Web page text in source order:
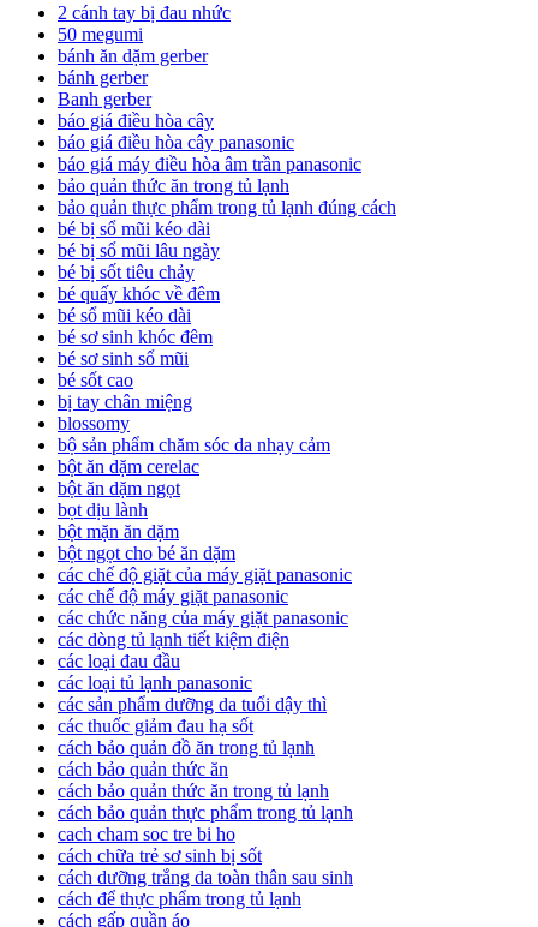
2 cánh tay bị đau nhức
50 megumi
bánh ăn dặm gerber
bánh gerber
Banh gerber
báo giá điều hòa cây
báo giá điều hòa cây panasonic
báo giá máy điều hòa âm trần panasonic
bảo quản thức ăn trong tủ lạnh
bảo quản thực phẩm trong tủ lạnh đúng cách
bé bị sổ mũi kéo dài
bé bị sổ mũi lâu ngày
bé bị sốt tiêu chảy
bé quấy khóc về đêm
bé sổ mũi kéo dài
bé sơ sinh khóc đêm
bé sơ sinh sổ mũi
bé sốt cao
bị tay chân miệng
blossomy
bộ sản phẩm chăm sóc da nhạy cảm
bột ăn dặm cerelac
bột ăn dặm ngọt
bọt dịu lành
bột mặn ăn dặm
bột ngọt cho bé ăn dặm
các chế độ giặt của máy giặt panasonic
các chế độ máy giặt panasonic
các chức năng của máy giặt panasonic
các dòng tủ lạnh tiết kiệm điện
các loại đau đầu
các loại tủ lạnh panasonic
các sản phẩm dưỡng da tuổi dậy thì
các thuốc giảm đau hạ sốt
cách bảo quản đồ ăn trong tủ lạnh
cách bảo quản thức ăn
cách bảo quản thức ăn trong tủ lạnh
cách bảo quản thực phẩm trong tủ lạnh
cach cham soc tre bi ho
cách chữa trẻ sơ sinh bị sốt
cách dưỡng trắng da toàn thân sau sinh
cách để thực phẩm trong tủ lạnh
cách gấp quần áo